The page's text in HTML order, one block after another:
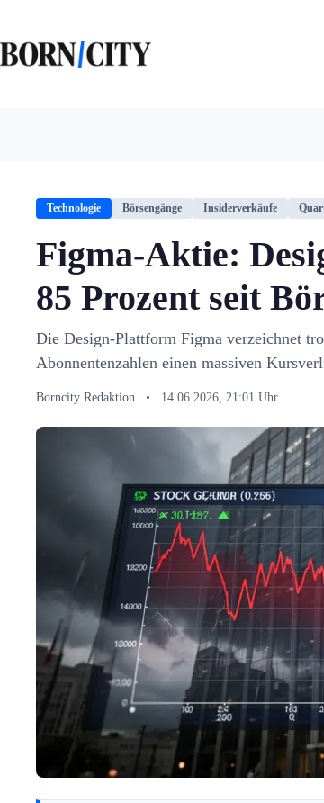
springen
Technologie Börsengänge Insiderverkäufe
Figma-Aktie:
85 Prozent seit
Die Design-Plattform Figma verzeichnet
Abonnentenzahlen einen massiven
Borncity Redaktion • 14.06.2026, 21:01 Uhr